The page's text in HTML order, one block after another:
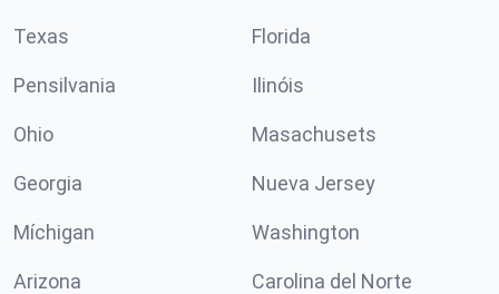
Texas Florida
Pensilvania Ilinóis
Ohio Masachusets
Georgia Nueva Jersey
Míchigan Washington
Arizona Carolina del Norte